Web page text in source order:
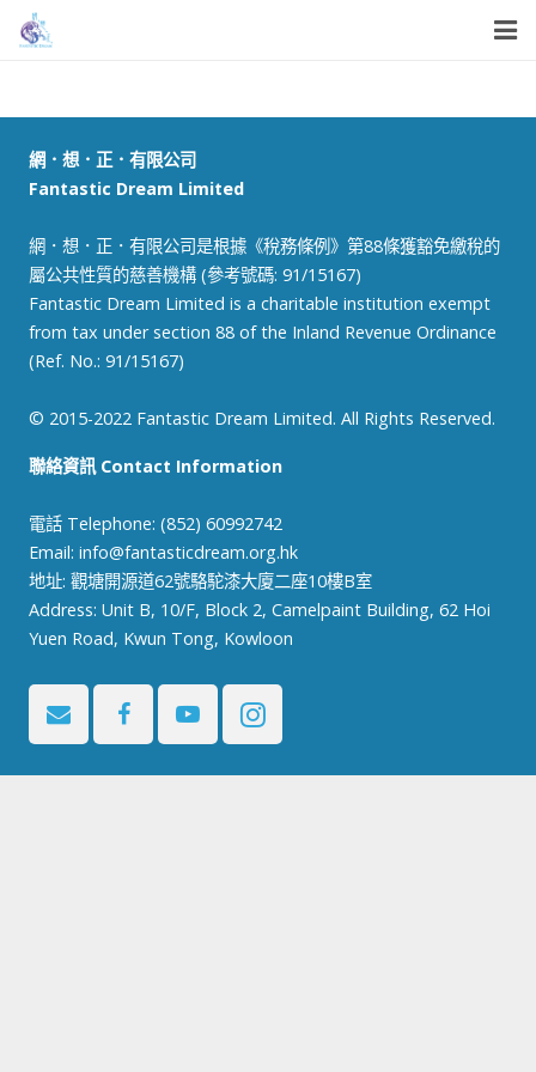
我們的服務
我們的工作
機構資訊
網．想．正．有限公司
Fantastic Dream Limited
網．想．正．有限公司是根據《稅務條例》第88條獲豁免繳稅的
屬公共性質的慈善機構 (參考號碼: 91/15167)
Fantastic Dream Limited is a charitable institution exempt
from tax under section 88 of the Inland Revenue Ordinance
(Ref. No.: 91/15167)
© 2015-2022 Fantastic Dream Limited. All Rights Reserved.
聯絡資訊 Contact Information
電話 Telephone: (852) 60992742
Email: info@fantasticdream.org.hk
地址: 觀塘開源道62號駱駝漆大廈二座10樓B室
Address: Unit B, 10/F, Block 2, Camelpaint Building, 62 Hoi
Yuen Road, Kwun Tong, Kowloon